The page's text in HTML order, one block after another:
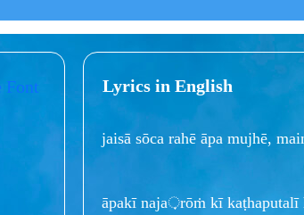
Lyrics in English
jaisā sōca rahē āpa mujhē,
āpakī naja़rōṁ kī kaṭhaputalī